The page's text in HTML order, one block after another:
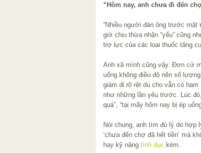
“Hôm nay, anh chưa đi đến
“Nhiều người đàn ông trước
giờ chịu thừa nhận “yếu” cũng
trợ lực của các loại thuốc tăng
Anh xã mình cũng vậy. Đơn cử
uống không điều độ nên số
giảm đi rõ rệt dù cho vẫn có
như những lần yêu trước. Lúc
quá”, “tại mấy hôm nay bị ép
Nói chung, anh tìm đủ lý do hợp
‘chưa đến chợ đã hết tiền’ mà
hay kỹ năng tình dục kém.